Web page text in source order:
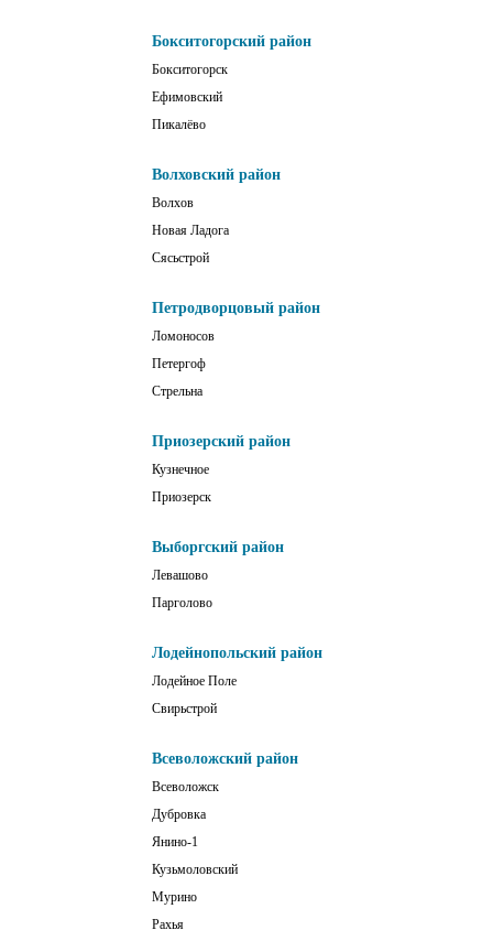
Бокситогорский район
Бокситогорск
Ефимовский
Пикалёво
Волховский район
Волхов
Новая Ладога
Сясьстрой
Петродворцовый район
Ломоносов
Петергоф
Стрельна
Приозерский район
Кузнечное
Приозерск
Выборгский район
Левашово
Парголово
Лодейнопольский район
Лодейное Поле
Свирьстрой
Всеволожский район
Всеволожск
Дубровка
Янино-1
Кузьмоловский
Мурино
Рахья